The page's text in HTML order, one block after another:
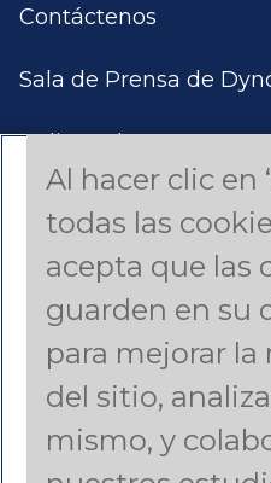
Contáctenos
Sala de Prensa de
Aplicar Ahora
Productos y Servicios
Estudios de Casos
Americas (English)
Asia Pacific (English)
Canada (French)
Al hacer clic en
todas las
acepta que las
guarden en su
para mejorar la
del sitio,
mismo, y